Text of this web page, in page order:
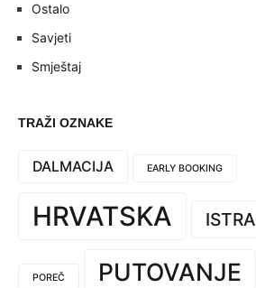
Ostalo
Savjeti
Smještaj
TRAŽI OZNAKE
DALMACIJA EARLY BOOKING
HRVATSKA ISTRA
POREČ PUTOVANJE